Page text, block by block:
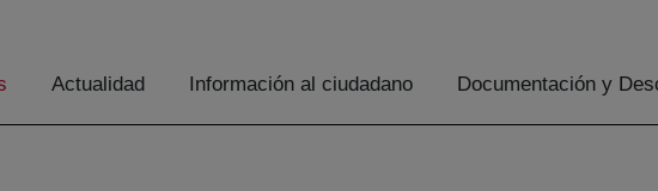
Actualidad Información al ciudadano Documentación y